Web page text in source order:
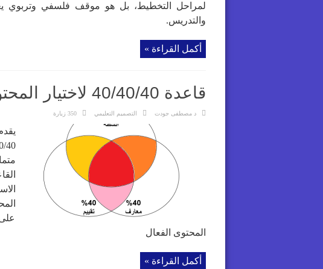
لمراحل التخطيط، بل هو موقف فلسفي وتربوي
والتدريس.
أكمل القراءة »
قاعدة 40/40/40 لاختيار المحتوى التعليمي الرقمي
د مصطفى جودت التصميم التعليمي 350 زيارة
المحتوى الفعال
أكمل القراءة »